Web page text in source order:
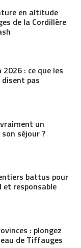
en altitude
de la Cordillère
: ce que les
pas
un
séjour ?
battus pour
responsable
: plongez
de Tiffauges